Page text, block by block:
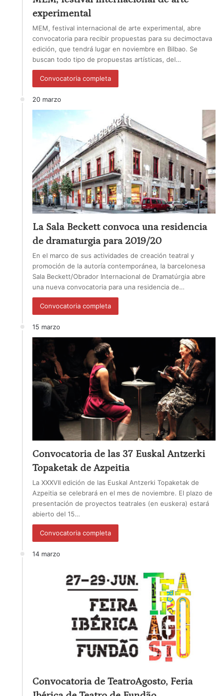
experimental
MEM, festival internacional de arte experimental, abre
convocatoria para recibir propuestas para su decimoctava
edición, que tendrá lugar en noviembre en Bilbao. Se
buscan todo tipo de propuestas artísticas, del…
Convocatoria completa
20 marzo
La Sala Beckett convoca una residencia
de dramaturgia para 2019/20
En el marco de sus actividades de creación teatral y
promoción de la autoría contemporánea, la barcelonesa
Sala Beckett/Obrador Internacional de Dramatúrgia abre
una nueva convocatoria para una residencia de…
Convocatoria completa
15 marzo
Convocatoria de las 37 Euskal Antzerki
Topaketak de Azpeitia
La XXXVII edición de las Euskal Antzerki Topaketak de
Azpeitia se celebrará en el mes de noviembre. El plazo de
presentación de proyectos teatrales (en euskera) estará
abierto del 15…
Convocatoria completa
14 marzo
Convocatoria de TeatroAgosto, Feria